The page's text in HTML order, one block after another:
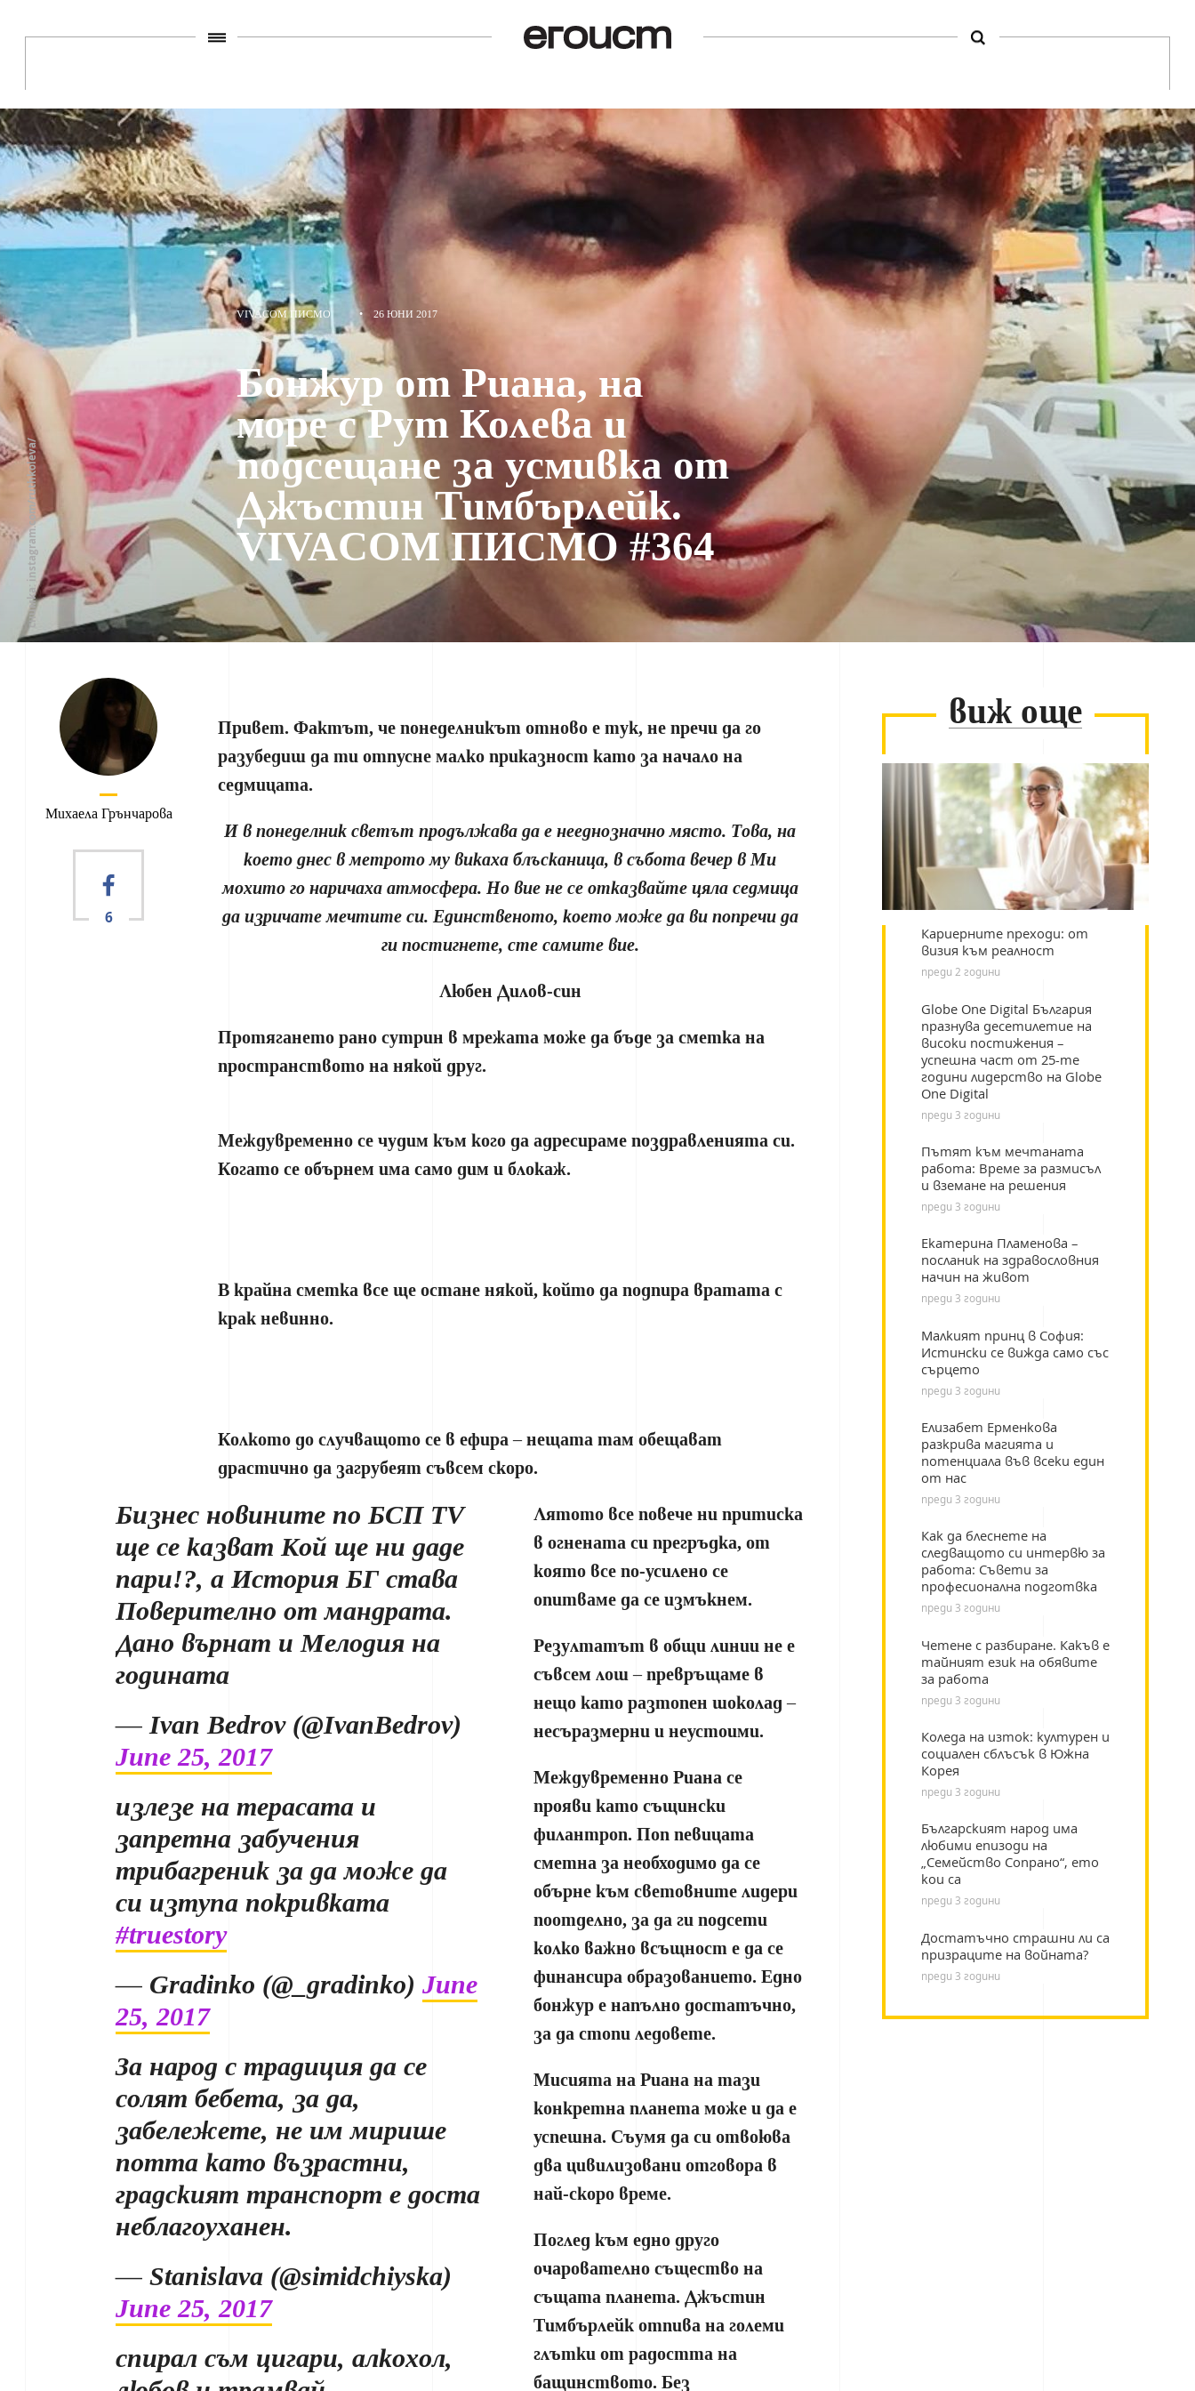
снимка: instagram.com/ruthkoleva/
VIVACOM ПИСМО • 26 ЮНИ 2017
Бонжур от Риана, на
море с Рут Колева и
подсещане за усмивка от
Джъстин Тимбърлейк.
VIVACOM ПИСМО #364
Михаела Грънчарова
6
Привет. Фактът, че понеделникът отново е тук, не пречи да го
разубедиш да ти отпусне малко приказност като за начало на
седмицата.
И в понеделник светът продължава да е нееднозначно място. Това, на
което днес в метрото му викаха блъсканица, в събота вечер в Ми
мохито го наричаха атмосфера. Но вие не се отказвайте цяла седмица
да изричате мечтите си. Единственото, което може да ви попречи да
ги постигнете, сте самите вие.
Любен Дилов-син
Протягането рано сутрин в мрежата може да бъде за сметка на
пространството на някой друг.
Междувременно се чудим към кого да адресираме поздравленията си.
Когато се обърнем има само дим и блокаж.
В крайна сметка все ще остане някой, който да подпира вратата с
крак невинно.
Колкото до случващото се в ефира – нещата там обещават
драстично да загрубеят съвсем скоро.
Бизнес новините по БСП TV
ще се казват Кой ще ни даде
пари!?, а История БГ става
Поверително от мандрата.
Дано върнат и Мелодия на
годината
— Ivan Bedrov (@IvanBedrov)
June 25, 2017
Лятото все повече ни притиска
в огнената си прегръдка, от
която все по-усилено се
опитваме да се измъкнем.
излезе на терасата и
запретна забучения
трибагреник за да може да
си изтупа покривката
#truestory
— Gradinko (@_gradinko) June
25, 2017
За народ с традиция да се
солят бебета, за да,
забележете, не им мирише
потта като възрастни,
градският транспорт е доста
неблагоуханен.
— Stanislava (@simidchiyska)
June 25, 2017
Резултатът в общи линии не е
съвсем лош – превръщаме в
нещо като разтопен шоколад –
несъразмерни и неустоими.
спирал съм цигари, алкохол,
Междувременно Риана се
прояви като същински
филантроп. Поп певицата
сметна за необходимо да се
обърне към световните лидери
поотделно, за да ги подсети
колко важно всъщност е да се
финансира образованието. Едно
бонжур е напълно достатъчно,
за да стопи ледовете.
Мисията на Риана на тази
конкретна планета може и да е
успешна. Съумя да си отвоюва
два цивилизовани отговора в
най-скоро време.
Поглед към едно друго
очарователно същество на
същата планета. Джъстин
Тимбърлейк отпива на големи
глътки от радостта на
бащинството. Без
виж още
Кариерните преходи: от
визия към реалност
преди 2 години
Globe One Digital България
празнува десетилетие на
високи постижения –
успешна част от 25-те
години лидерство на Globe
One Digital
преди 3 години
Пътят към мечтаната
работа: Време за размисъл
и вземане на решения
преди 3 години
Екатерина Пламенова –
посланик на здравословния
начин на живот
преди 3 години
Малкият принц в София:
Истински се вижда само със
сърцето
преди 3 години
Елизабет Ерменкова
разкрива магията и
потенциала във всеки един
от нас
преди 3 години
Как да блеснете на
следващото си интервю за
работа: Съвети за
професионална подготвка
преди 3 години
Четене с разбиране. Какъв е
тайният език на обявите
за работа
преди 3 години
Коледа на изток: културен и
социален сблъсък в Южна
Корея
преди 3 години
Българският народ има
любими епизоди на
„Семейство Сопрано“, ето
кои са
преди 3 години
Достатъчно страшни ли са
призраците на войната?
преди 3 години